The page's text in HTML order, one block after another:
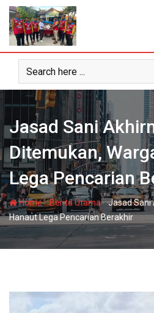
Skip
content
Jasad Sani
Ditemukan,
Lega Pencarian
Home-Berita Utama-Jasad Sani
Hanaut Lega Pencarian Berakhir